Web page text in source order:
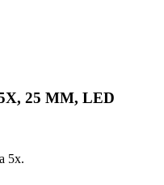
25 MM, LED
5x.